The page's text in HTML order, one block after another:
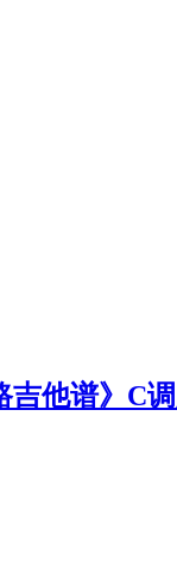
吉他谱》C